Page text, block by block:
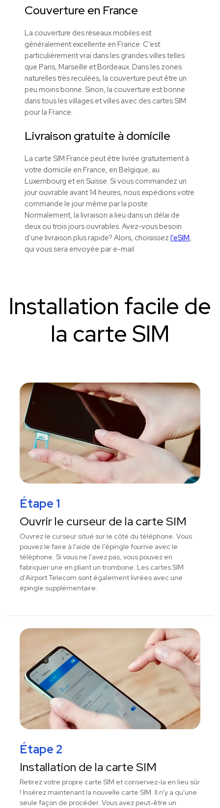
Couverture en France
La couverture des réseaux mobiles est
généralement excellente en France. C’est
particulièrement vrai dans les grandes villes telles
que Paris, Marseille et Bordeaux. Dans les zones
naturelles très reculées, la couverture peut être un
peu moins bonne. Sinon, la couverture est bonne
dans tous les villages et villes avec des cartes SIM
pour la France.
Livraison gratuite à domicile
La carte SIM France peutêtre livrée gratuitement à
votre domicile en France, en Belgique, au
Luxembourg et en Suisse. Si vous commandez un
jour ouvrable avant 14 heures, nous expédions votre
commande le jour même par la poste.
Normalement, la livraison a lieu dans un délai de
deux ou trois jours ouvrables. Avez-vous besoin
d’une livraison plus rapide? Alors, choisissez l’eSIM,
qui vous sera envoyée par e-mail.
Installation facile de
la carte SIM
Étape 1
Ouvrir le curseur de la carte SIM
Ouvrez le curseur situé sur le côté du téléphone. Vous
pouvez le faire à l'aide de l'épingle fournie avec le
téléphone. Si vous ne l'avez pas, vous pouvez en
fabriquer une en pliant un trombone. Les cartes SIM
d'Airport Telecom sont également livrées avec une
épingle supplémentaire.
Étape 2
Installation de la carte SIM
Retirez votre propre carte SIM et conservez-la en lieu sûr
! Insérez maintenant la nouvelle carte SIM. Il n'y a qu'une
seule façon de procéder. Vous avez peut-être un